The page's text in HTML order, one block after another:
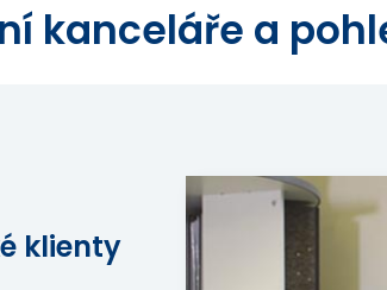
kanceláře a
klienty